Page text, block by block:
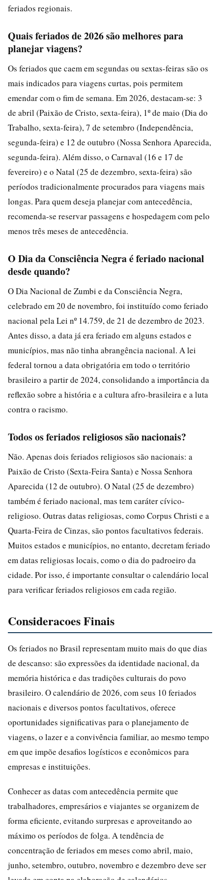
feriados regionais.
Quais feriados de 2026 são melhores para
planejar viagens?
Os feriados que caem em segundas ou sextas-feiras são os
mais indicados para viagens curtas, pois permitem
emendar com o fim de semana. Em 2026, destacam-se: 3
de abril (Paixão de Cristo, sexta-feira), 1º de maio (Dia do
Trabalho, sexta-feira), 7 de setembro (Independência,
segunda-feira) e 12 de outubro (Nossa Senhora Aparecida,
segunda-feira). Além disso, o Carnaval (16 e 17 de
fevereiro) e o Natal (25 de dezembro, sexta-feira) são
períodos tradicionalmente procurados para viagens mais
longas. Para quem deseja planejar com antecedência,
recomenda-se reservar passagens e hospedagem com pelo
menos três meses de antecedência.
O Dia da Consciência Negra é feriado nacional
desde quando?
O Dia Nacional de Zumbi e da Consciência Negra,
celebrado em 20 de novembro, foi instituído como feriado
nacional pela Lei nº 14.759, de 21 de dezembro de 2023.
Antes disso, a data já era feriado em alguns estados e
municípios, mas não tinha abrangência nacional. A lei
federal tornou a data obrigatória em todo o território
brasileiro a partir de 2024, consolidando a importância da
reflexão sobre a história e a cultura afro-brasileira e a luta
contra o racismo.
Todos os feriados religiosos são nacionais?
Não. Apenas dois feriados religiosos são nacionais: a
Paixão de Cristo (Sexta-Feira Santa) e Nossa Senhora
Aparecida (12 de outubro). O Natal (25 de dezembro)
também é feriado nacional, mas tem caráter cívico-
religioso. Outras datas religiosas, como Corpus Christi e a
Quarta-Feira de Cinzas, são pontos facultativos federais.
Muitos estados e municípios, no entanto, decretam feriado
em datas religiosas locais, como o dia do padroeiro da
cidade. Por isso, é importante consultar o calendário local
para verificar feriados religiosos em cada região.
Consideracoes Finais
Os feriados no Brasil representam muito mais do que dias
de descanso: são expressões da identidade nacional, da
memória histórica e das tradições culturais do povo
brasileiro. O calendário de 2026, com seus 10 feriados
nacionais e diversos pontos facultativos, oferece
oportunidades significativas para o planejamento de
viagens, o lazer e a convivência familiar, ao mesmo tempo
em que impõe desafios logísticos e econômicos para
empresas e instituições.
Conhecer as datas com antecedência permite que
trabalhadores, empresários e viajantes se organizem de
forma eficiente, evitando surpresas e aproveitando ao
máximo os períodos de folga. A tendência de
concentração de feriados em meses como abril, maio,
junho, setembro, outubro, novembro e dezembro deve ser